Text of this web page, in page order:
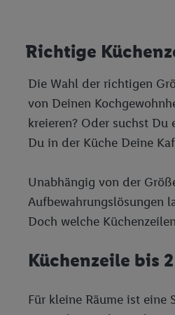
Richtige
Die Wahl der richtigen
von Deinen
kreieren? Oder suchst
Du in der Küche Deine
Unabhängig von der
Aufbewahrungslösungen
Doch welche
Küchenzeile bis
Für kleine Räume ist